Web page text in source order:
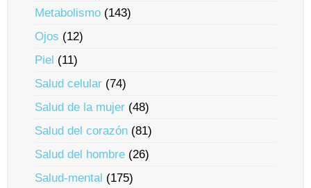
Metabolismo (143)
Ojos (12)
Piel (11)
Salud celular (74)
Salud de la mujer (48)
Salud del corazón (81)
Salud del hombre (26)
Salud-mental (175)